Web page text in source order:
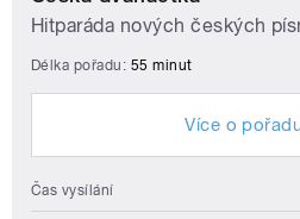
Hitparáda nových českých
Délka pořadu: 55 minut
Více o
Čas vysílání